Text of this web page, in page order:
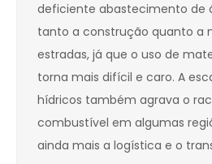
deficiente abastecimento de
tanto a construção quanto a
estradas, já que o uso de
torna mais difícil e caro. A
hídricos também agrava o
combustível em algumas
ainda mais a logística e o